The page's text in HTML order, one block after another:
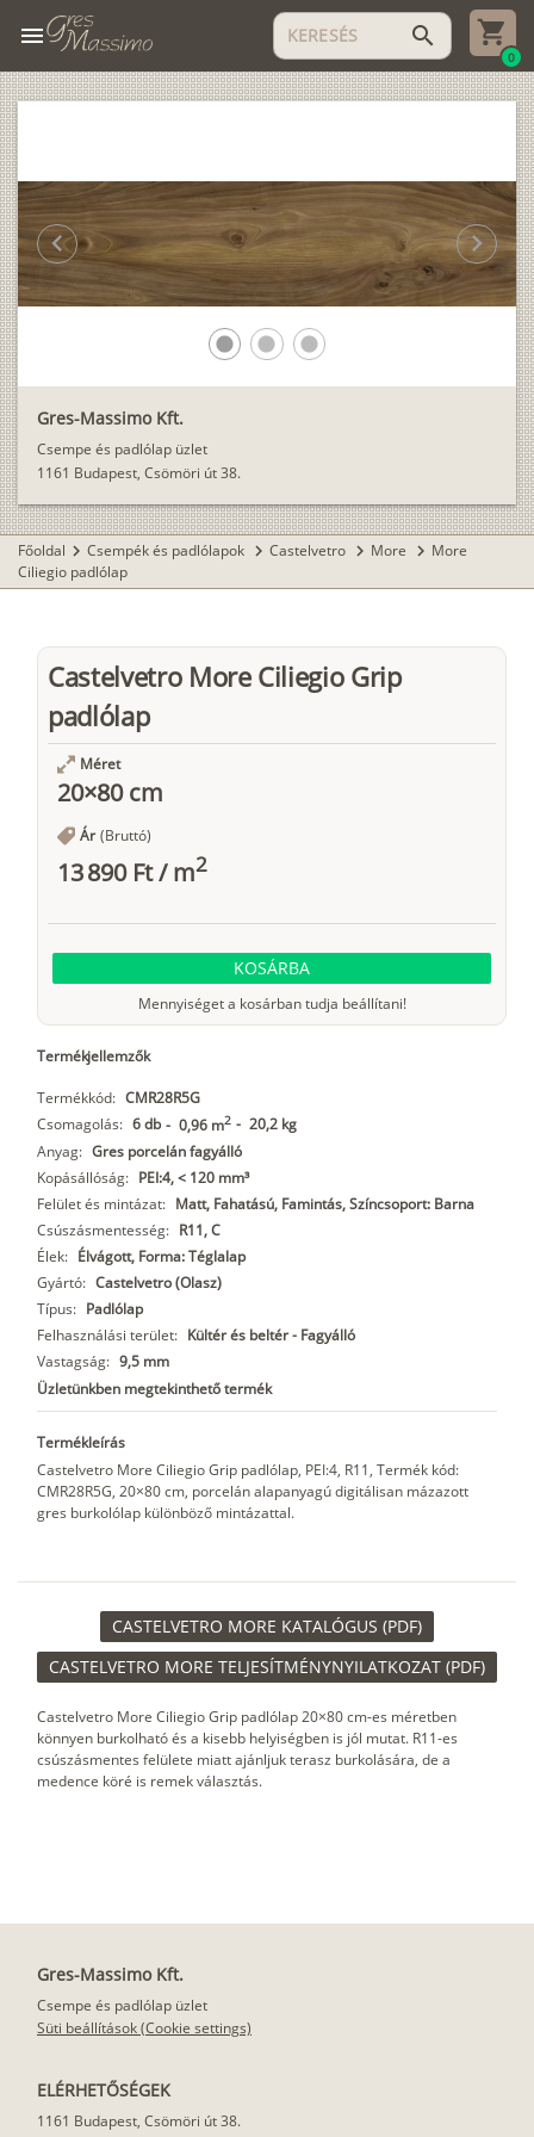
menu search
0
Gres-Massimo Kft.
Csempe és padlólap üzlet
1161 Budapest, Csömöri út 38.
lens lens lens
chevron_left chevron_right
Főoldal chevron_right Csempék és padlólapok chevron_right Castelvetro chevron_right More chevron_right More
Ciliegio padlólap
Castelvetro More Ciliegio Grip
padlólap
Méret
20×80 cm
Ár (Bruttó)
13 890 Ft/m2
KOSÁRBA
Mennyiséget a kosárban tudja beállítani!
Termékjellemzők
Termékkód: CMR28R5G
Csomagolás: 6 db - 0,96 m2 - 20,2 kg
Anyag: Gres porcelán fagyálló
Kopásállóság: PEI:4, < 120 mm³
Felület és mintázat: Matt, Fahatású, Famintás, Színcsoport: Barna
Csúszásmentesség: R11, C
Élek: Élvágott, Forma: Téglalap
Gyártó: Castelvetro (Olasz)
Típus: Padlólap
Felhasználási terület: Kültér és beltér - Fagyálló
Vastagság: 9,5 mm
Üzletünkben megtekinthető termék
Termékleírás
Castelvetro More Ciliegio Grip padlólap, PEI:4, R11, Termék kód:
CMR28R5G, 20×80 cm, porcelán alapanyagú digitálisan mázazott
gres burkolólap különböző mintázattal.
CASTELVETRO MORE KATALÓGUS (PDF)
CASTELVETRO MORE TELJESÍTMÉNYNYILATKOZAT (PDF)
Castelvetro More Ciliegio Grip padlólap 20×80 cm-es méretben
könnyen burkolható és a kisebb helyiségben is jól mutat. R11-es
csúszásmentes felülete miatt ajánljuk terasz burkolására, de a
medence köré is remek választás.
Gres-Massimo Kft.
Csempe és padlólap üzlet
Süti beállítások (Cookie settings)
ELÉRHETŐSÉGEK
1161 Budapest, Csömöri út 38.